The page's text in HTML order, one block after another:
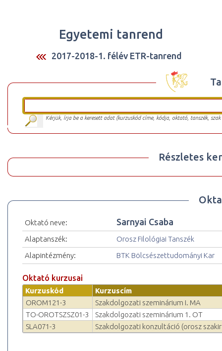
Egyetemi tanrend
2017-2018-1. félév ETR-tanrend
Kérjük, írja be a keresett adat (kurzuskód címe, kódja, oktató, tanszék,
Részletes
Oktató neve: Sarnyai Csaba
Alaptanszék:
Orosz Filológiai Tanszék
Alapintézmény:
BTK Bölcsészettudományi Kar
Oktató kurzusai
Kurzuskód
Kurzuscím
OROM121-3
Szakdolgozati szeminárium I. MA
TO-OROTSZSZ01-3
Szakdolgozati szeminárium 1. OT
SLA071-3
Szakdolgozati konzultáció (orosz